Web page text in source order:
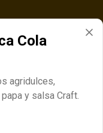
Cola
agridulces,
y salsa Craft.